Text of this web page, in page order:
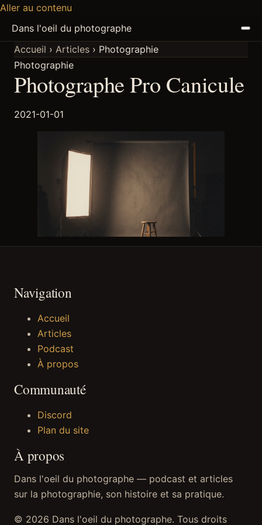
Aller au contenu
Dans l'oeil du photographe
ACCUEIL
ARTICLES
Accueil › Articles › Photographie
Photographie
Photographe Pro Canicule
2021-01-01
Navigation
Accueil
Articles
Podcast
À propos
Communauté
Discord
Plan du site
À propos
Dans l'oeil du photographe — podcast et articles
sur la photographie, son histoire et sa pratique.
© 2026 Dans l'oeil du photographe. Tous droits